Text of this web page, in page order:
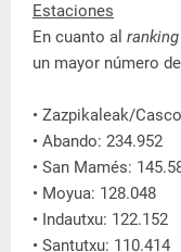
Estaciones
En cuanto al ranking
un mayor número
• Zazpikaleak/
• Abando: 234.952
• San Mamés:
• Moyua: 128.048
• Indautxu: 122.152
• Santutxu: 110.414